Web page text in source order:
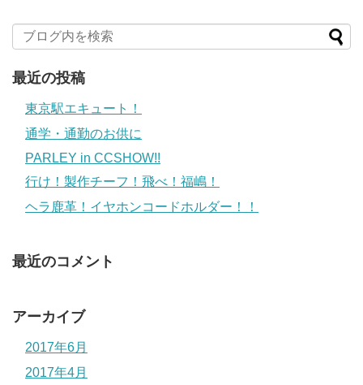
最近の投稿
東京駅エキュート！
通学・通勤のお供に
PARLEY in CCSHOW!!
行け！製作チーフ！飛べ！福嶋！
ヘラ鹿革！イヤホンコードホルダー！！
最近のコメント
アーカイブ
2017年6月
2017年4月